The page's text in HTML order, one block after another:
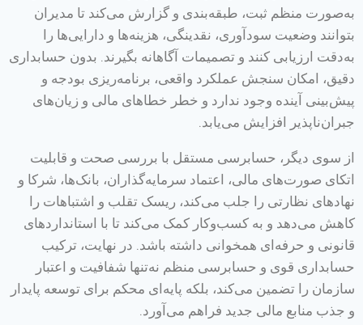
به‌صورت منظم ثبت، طبقه‌بندی و گزارش می‌کند تا مدیران
بتوانند وضعیت سودآوری، نقدینگی، هزینه‌ها و دارایی‌ها را
به‌دقت ارزیابی کنند و تصمیمات آگاهانه بگیرند. بدون حسابداری
دقیق، امکان سنجش عملکرد واقعی، برنامه‌ریزی بودجه و
پیش‌بینی آینده وجود ندارد و خطر خطاهای مالی و زیان‌های
جبران‌ناپذیر افزایش می‌یابد.
از سوی دیگر، حسابرسی مستقل با بررسی صحت و قابلیت
اتکای صورت‌های مالی، اعتماد سرمایه‌گذاران، بانک‌ها، شرکا و
نهادهای نظارتی را جلب می‌کند، ریسک تقلب و اشتباهات را
کاهش می‌دهد و به کسب‌وکار کمک می‌کند تا با استانداردهای
قانونی و حرفه‌ای همخوانی داشته باشد. در نهایت، ترکیب
حسابداری قوی و حسابرسی منظم نه‌تنها شفافیت و اعتبار
سازمان را تضمین می‌کند، بلکه پایه‌ای محکم برای توسعه پایدار
و جذب منابع مالی جدید فراهم می‌آورد.